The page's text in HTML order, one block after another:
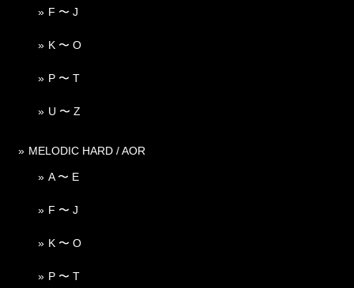
F 〜 J
K 〜 O
P 〜 T
U 〜 Z
MELODIC HARD / AOR
A 〜 E
F 〜 J
K 〜 O
P 〜 T